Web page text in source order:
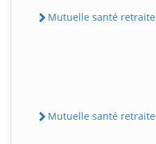
Mutuelle santé retraite
Mutuelle santé retraite